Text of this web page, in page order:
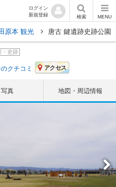
ログイン
新規登録
検索 MENU
原本 観光 唐古 鍵遺跡史跡公園
・史跡
クチコミ アクセス
写真 地図・周辺情報